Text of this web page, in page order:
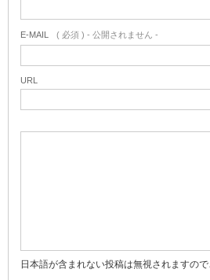
E-MAIL ( 必須 ) - 公開されません -
URL
日本語が含まれない投稿は無視されますの